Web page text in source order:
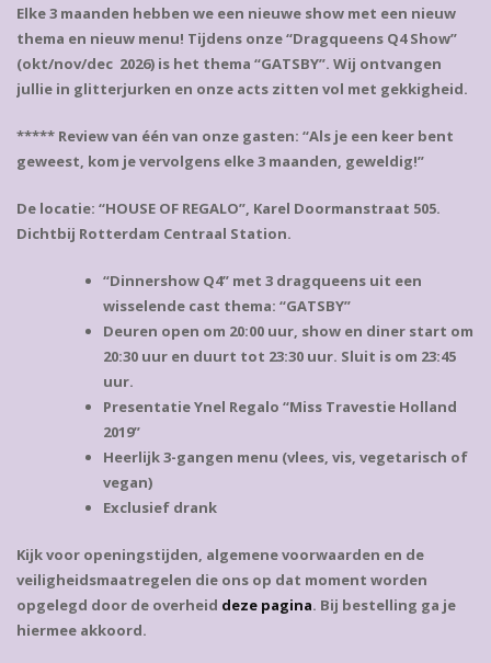
Elke 3 maanden hebben we een nieuwe show met een nieuw
thema en nieuw menu! Tijdens onze “Dragqueens Q4 Show”
(okt/nov/dec 2026) is het thema “GATSBY”. Wij ontvangen
jullie in glitterjurken en onze acts zitten vol met gekkigheid.
***** Review van één van onze gasten: “Als je een keer bent
geweest, kom je vervolgens elke 3 maanden, geweldig!”
De locatie: “HOUSE OF REGALO”, Karel Doormanstraat 505.
Dichtbij Rotterdam Centraal Station.
“Dinnershow Q4” met 3 dragqueens uit een
wisselende cast thema: “GATSBY”
Deuren open om 20:00 uur, show en diner start om
20:30 uur en duurt tot 23:30 uur. Sluit is om 23:45
uur.
Presentatie Ynel Regalo “Miss Travestie Holland
2019”
Heerlijk 3-gangen menu (vlees, vis, vegetarisch of
vegan)
Exclusief drank
Kijk voor openingstijden, algemene voorwaarden en de
veiligheidsmaatregelen die ons op dat moment worden
opgelegd door de overheid deze pagina. Bij bestelling ga je
hiermee akkoord.